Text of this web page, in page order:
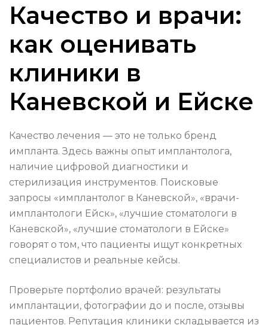
Качество и врачи:
как оценивать
клиники в
Каневской и Ейске
Качество лечения — это не только бренд
импланта. Здесь важны опыт имплантолога,
наличие цифровой диагностики и
стерилизация инструментов. Поисковые
запросы «имплантолог в Каневской», «врачи-
имплантологи Ейск», «лучшие стоматологи в
Каневской», «лучшие стоматологи в Ейске»
говорят о том, что пациенты ищут конкретных
специалистов и реальные кейсы.
Проверьте портфолио врачей: результаты
имплантации, фотографии до и после, отзывы
пациентов. Репутация клиники складывается из